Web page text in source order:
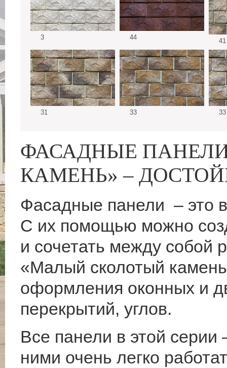
3 44 41
31 33 33
ФАСАДНЫЕ
КАМЕНЬ» –
Фасадные панели – это
С их помощью можно
и сочетать между собой
«Малый сколотый
оформления оконных и
перекрытий, углов.
Все панели в этой
ними очень легко